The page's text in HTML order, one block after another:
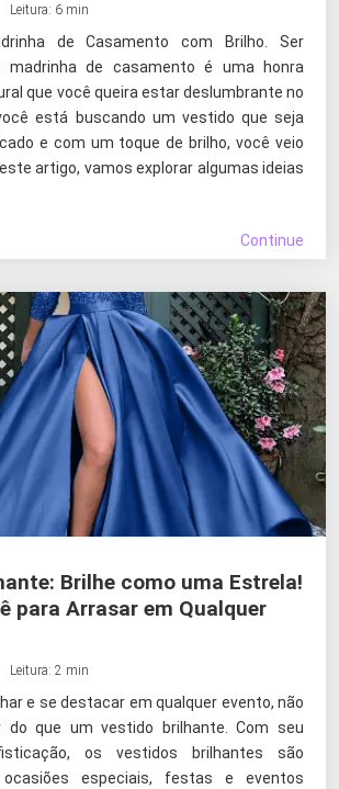
Leitura: 6 min
de Casamento com Brilho. Ser
madrinha de casamento é uma honra
que você queira estar deslumbrante no
está buscando um vestido que seja
e com um toque de brilho, você veio
artigo, vamos explorar algumas ideias
Continue
Brilhe como uma Estrela!
para Arrasar em Qualquer
Leitura: 2 min
e se destacar em qualquer evento, não
do que um vestido brilhante. Com seu
os vestidos brilhantes são
especiais, festas e eventos